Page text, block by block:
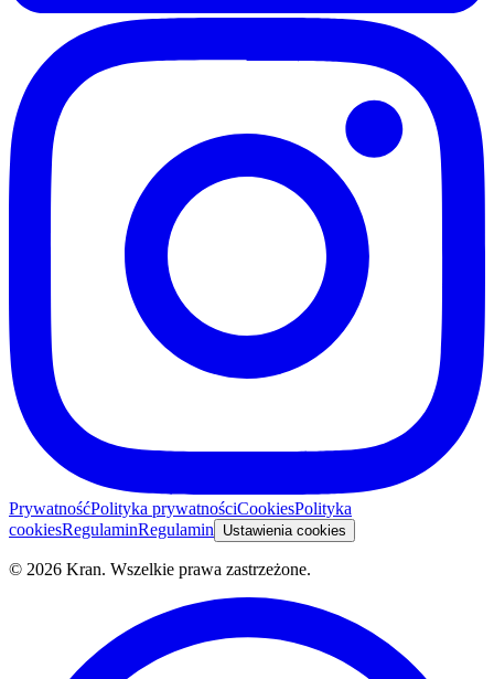
PrywatnośćPolityka prywatnościCookiesPolityka
cookiesRegulaminRegulamin Ustawienia cookies
© 2026 Kran. Wszelkie prawa zastrzeżone.